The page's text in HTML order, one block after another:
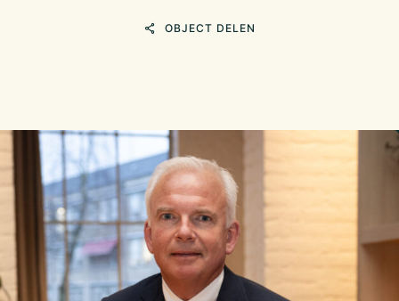
OBJECT DELEN